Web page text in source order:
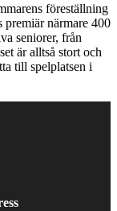
föreställning
premiär närmare 400
seniorer, från
är alltså stort och
till spelplatsen i